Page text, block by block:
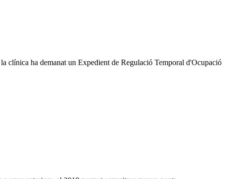
clínica ha demanat un Expedient de Regulació Temporal d'Ocupació